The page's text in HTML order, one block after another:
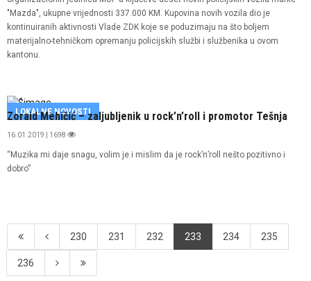
"Mazda", ukupne vrijednosti 337.000 KM. Kupovina novih vozila dio je
kontinuiranih aktivnosti Vlade ZDK koje se poduzimaju na što boljem
materijalno-tehničkom opremanju policijskih službi i službenika u ovom
kantonu.
LOKALNE NOVOSTI
Zoraid Mehičić – zaljubljenik u rock’n’roll i promotor Tešnja
16.01.2019 | 1698
“Muzika mi daje snagu, volim je i mislim da je rock’n’roll nešto pozitivno i
dobro”
230 231 232 233 234 235
236